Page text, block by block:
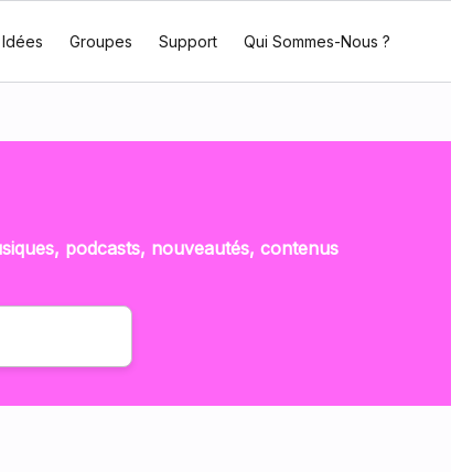
Idées Groupes Support Qui Sommes-Nous ?
podcasts, nouveautés, contenus